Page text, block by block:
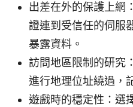
出差在外的保護上
證連到受信任的伺服
暴露資料。
訪問地區限制的研究
進行地理位址繞過，
遊戲時的穩定性：選